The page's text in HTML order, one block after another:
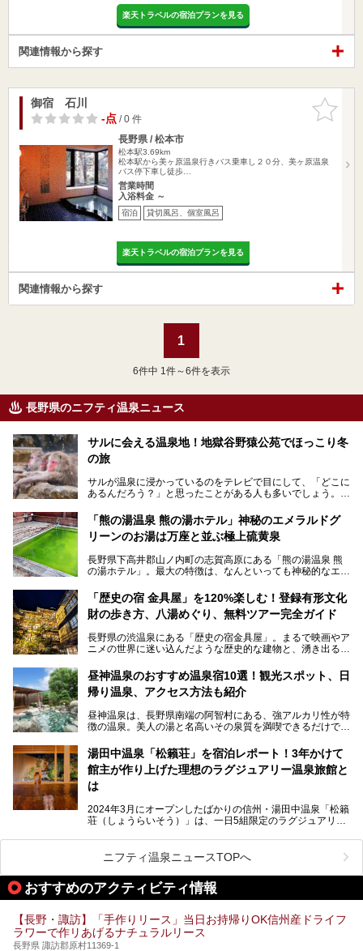
楽天トラベルの宿泊プランを見る
関連情報から探す
お気に入
りに追加
御宿 石川
-点/ 0 件
長野県 / 松本市
松本駅3.69km
松本駅から美ヶ原温泉行きバス乗車し２０分、美ヶ原温泉
バス停下車し徒歩…
営業時間
入浴料金 ～
宿泊 貸切風呂、個室風呂
楽天トラベルの宿泊プランを見る
関連情報から探す
1
6件中 1件～6件を表示
長野県のニフティ温泉ニュース
サルに会える温泉地！地獄谷野猿公苑でほっこり冬
の旅
サルが温泉に浸かっているのをテレビで目にして、「どこに
あるんだろう？」と思ったことがある人も多いでしょう。
この微笑ましい光景は、長野県にある「地獄谷野猿公苑」で
見られるもので、野生のサルが雪景色の中で温泉に浸かる姿
を間近で観察できます。
本記事では、地獄谷野猿公苑の魅力や見どころ、サルと温泉
との関係性、地獄谷周辺の観光スポットについて紹介しま
ので、野生のサルを観察する貴重な自然体験と温泉をあわせ
て楽しみたい人は、ぜひ参考にしてください。
「熊の湯温泉 熊の湯ホテル」神秘のエメラルドグ
リーンのお湯は万座と並ぶ極上硫黄泉
長野県下高井郡山ノ内町の志賀高原にある「熊の湯温泉 熊
の湯ホテル」。最大の特徴は、なんといっても神秘的なエメ
リピートするファンも多い温泉です。冬はスキーと一緒に楽
しみたい極上の温泉を紹介します。
「歴史の宿 金具屋」を120%楽しむ！登録有形文化
財の歩き方、八湯めぐり、無料ツアー完全ガイド
長野県の渋温泉にある「歴史の宿金具屋」。まるで映画やア
ニメの世界に迷い込んだような歴史的な建物と、湧き出る温
を隅々まで楽しみたいですよね。この記事では、金具屋での
滞在を最高の思い出にするための「楽しみ方」を徹底的にご
紹介します！
昼神温泉のおすすめ温泉宿10選！観光スポット、日
帰り温泉、アクセス方法も紹介
昼神温泉は、長野県南端の阿智村にある、強アルカリ性が特
徴の温泉。美人の湯と名高いその泉質を満喫できるだけでな
昼神温泉では、朝市などの観光スポットや、信州名物のおや
きを楽しめるグルメスポットなど、観光を楽しむにはぴった
りの場所が豊富にあります。
この記事では、昼神温泉での滞在を充実させる宿泊施設や日
帰り温泉、見どころ満載の観光・グルメスポットに加え、ア
クセス方法も順に紹介します。
湯田中温泉「松籟荘」を宿泊レポート！3年かけて
館主が作り上げた理想のラグジュアリー温泉旅館と
は
2024年3月にオープンしたばかりの信州・湯田中温泉「松籟
荘（しょうらいそう）」は、一日5組限定のラグジュアリー
ライベートに楽しめる非日常感が味わえます。また宿泊者は
道向かいの「よろづや」の大浴場「桃山風呂」や共同浴場の
「湯田中大湯」も利用ができます。
極上のお湯に浸り上質なお料理に舌鼓、特別な日に泊まりた
い湯田中温泉「松籟荘」を、実際に宿泊した目線で紹介しま
ニフティ温泉ニュースTOPへ
おすすめのアクティビティ情報
【長野・諏訪】「手作りリース」当日お持帰りOK信州産ドライフ
ラワーで作リあげるナチュラルリース
長野県 諏訪郡原村11369-1